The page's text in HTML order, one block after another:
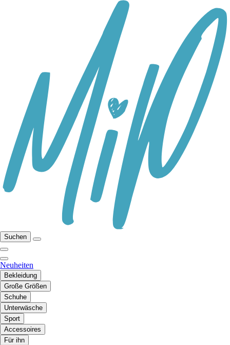
Suchen
Neuheiten
Bekleidung
Große Größen
Schuhe
Unterwäsche
Sport
Accessoires
Für ihn